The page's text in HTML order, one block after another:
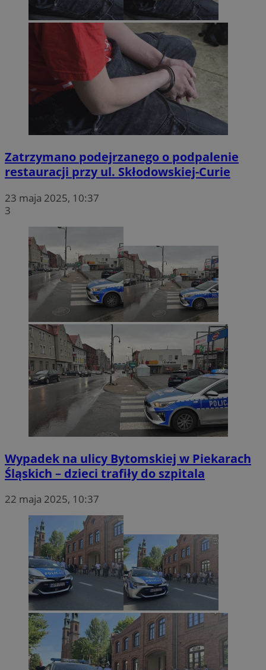
Zatrzymano podejrzanego o podpalenie
restauracji przy ul. Skłodowskiej-Curie
23 maja 2025, 10:37
3
Wypadek na ulicy Bytomskiej w Piekarach
Śląskich – dzieci trafiły do szpitala
22 maja 2025, 10:37